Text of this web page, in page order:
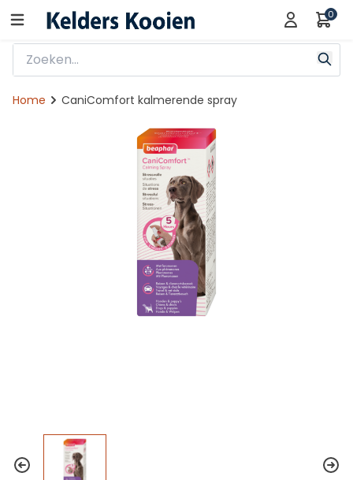
0
Home CaniComfort kalmerende spray